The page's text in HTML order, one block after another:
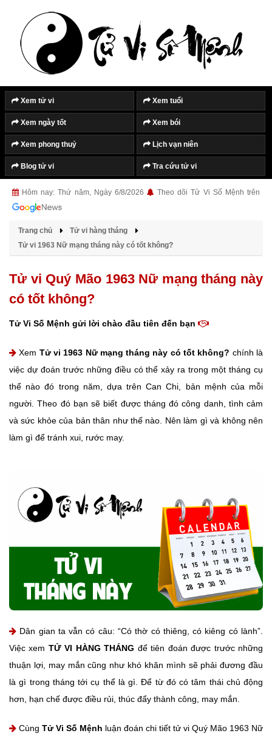
Xem tử vi Xem tuổi
Xem ngày tốt Xem bói
Xem phong thuỷ Lịch vạn niên
Blog tử vi Tra cứu tử vi
Hôm nay: Thứ năm, Ngày 6/8/2026 Theo dõi Tử Vi Số Mệnh trên
Trang chủ
Tử vi hàng tháng
Tử vi 1963 Nữ mạng tháng này có tốt không?
Tử vi Quý Mão 1963 Nữ mạng tháng này
có tốt không?
Tử Vi Số Mệnh gửi lời chào đầu tiên đến bạn
Xem Tử vi 1963 Nữ mạng tháng này có tốt không? chính là
việc dự đoán trước những điều có thể xảy ra trong một tháng cụ
thể nào đó trong năm, dựa trên Can Chi, bản mệnh của mỗi
người. Theo đó bạn sẽ biết được tháng đó công danh, tình cảm
và sức khỏe của bản thân như thế nào. Nên làm gì và không nên
làm gì để tránh xui, rước may.
Dân gian ta vẫn có câu: “Có thờ có thiêng, có kiêng có lành”.
Việc xem TỬ VI HÀNG THÁNG để tiên đoán được trước những
thuận lợi, may mắn cũng như khó khăn mình sẽ phải đương đầu
là gì trong tháng tới cụ thể là gì. Để từ đó có tâm thái chủ động
hơn, hạn chế được điều rủi, thúc đẩy thành công, may mắn.
Cùng Tử Vi Số Mệnh luận đoán chi tiết tử vi Quý Mão 1963 Nữ